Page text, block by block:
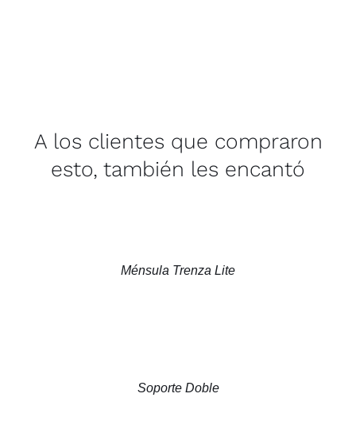
A los clientes que compraron
esto, también les encantó
Ménsula Trenza Lite
Soporte Doble